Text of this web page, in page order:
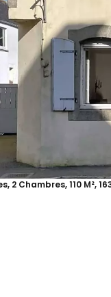
2 Chambres, 110 M²,